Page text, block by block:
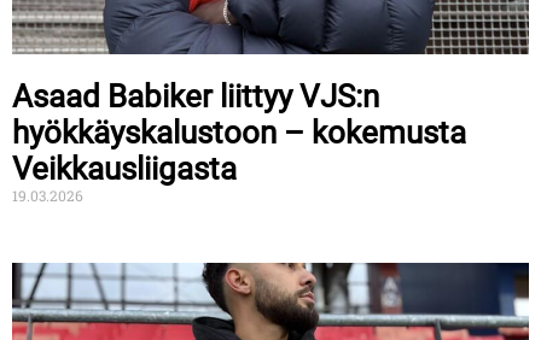
Asaad Babiker liittyy VJS:n
hyökkäyskalustoon – kokemusta
Veikkausliigasta
19.03.2026